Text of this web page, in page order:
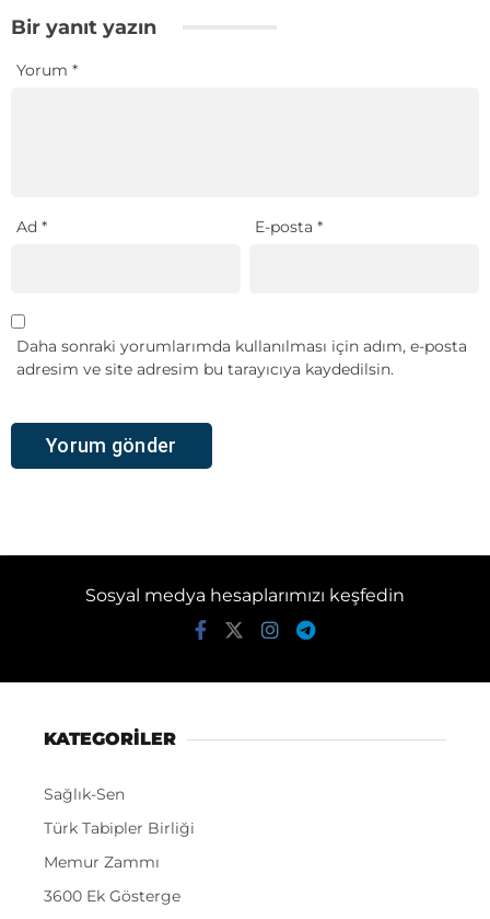
Bir yanıt yazın
Yorum *
Ad * E-posta*
Daha sonraki yorumlarımda kullanılması için adım, e-posta
adresim ve site adresim bu tarayıcıya kaydedilsin.
Sosyal medya hesaplarımızı keşfedin
KATEGORİLER
Sağlık-Sen
Türk Tabipler Birliği
Memur Zammı
3600 Ek Gösterge